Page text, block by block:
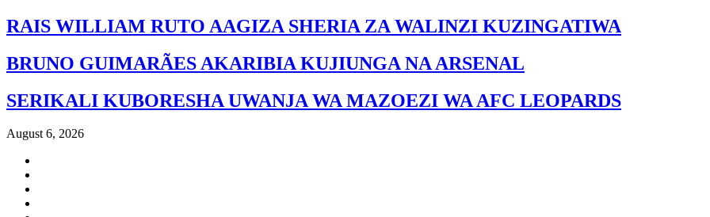
RAIS WILLIAM RUTO AAGIZA SHERIA ZA WALINZI KUZINGATIWA
BRUNO GUIMARÃES AKARIBIA KUJIUNGA NA ARSENAL
SERIKALI KUBORESHA UWANJA WA MAZOEZI WA AFC LEOPARDS
August 6, 2026